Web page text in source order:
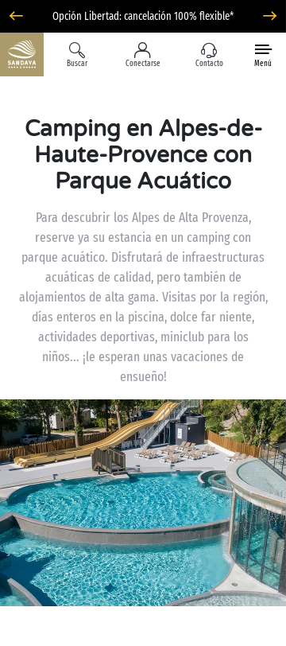
Opción Libertad: cancelación 100% flexible*
Buscar Conectarse Contacto Menú
Camping en Alpes-de-
Haute-Provence con
Parque Acuático
Para descubrir los Alpes de Alta Provenza,
reserve ya su estancia en un camping con
parque acuático. Disfrutará de infraestructuras
acuáticas de calidad, pero también de
alojamientos de alta gama. Visitas por la región,
días enteros en la piscina, dolce far niente,
actividades deportivas, miniclub para los
niños... ¡le esperan unas vacaciones de
ensueño!